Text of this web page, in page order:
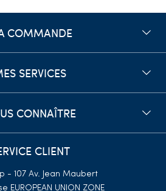
COMMANDE
SERVICES
CONNAÎTRE
CLIENT
- 107 Av. Jean Maubert
EUROPEAN UNION ZONE